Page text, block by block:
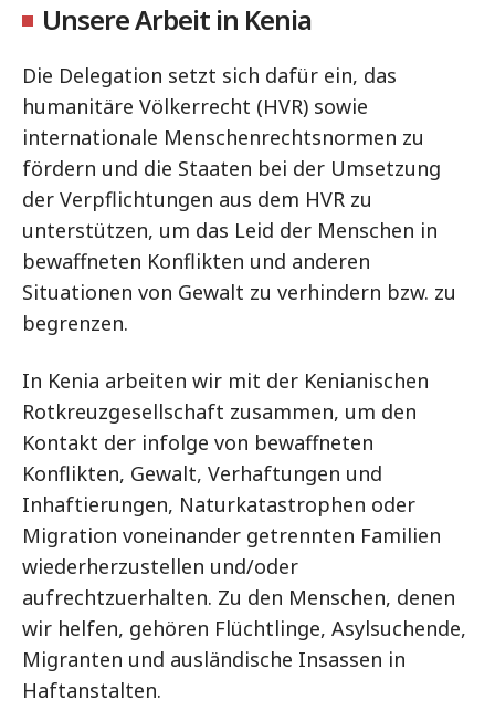
Unsere Arbeit in Kenia
Die Delegation setzt sich dafür ein, das
humanitäre Völkerrecht (HVR) sowie
internationale Menschenrechtsnormen zu
fördern und die Staaten bei der Umsetzung
der Verpflichtungen aus dem HVR zu
unterstützen, um das Leid der Menschen in
bewaffneten Konflikten und anderen
Situationen von Gewalt zu verhindern bzw. zu
begrenzen.
In Kenia arbeiten wir mit der Kenianischen
Rotkreuzgesellschaft zusammen, um den
Kontakt der infolge von bewaffneten
Konflikten, Gewalt, Verhaftungen und
Inhaftierungen, Naturkatastrophen oder
Migration voneinander getrennten Familien
wiederherzustellen und/oder
aufrechtzuerhalten. Zu den Menschen, denen
wir helfen, gehören Flüchtlinge, Asylsuchende,
Migranten und ausländische Insassen in
Haftanstalten.